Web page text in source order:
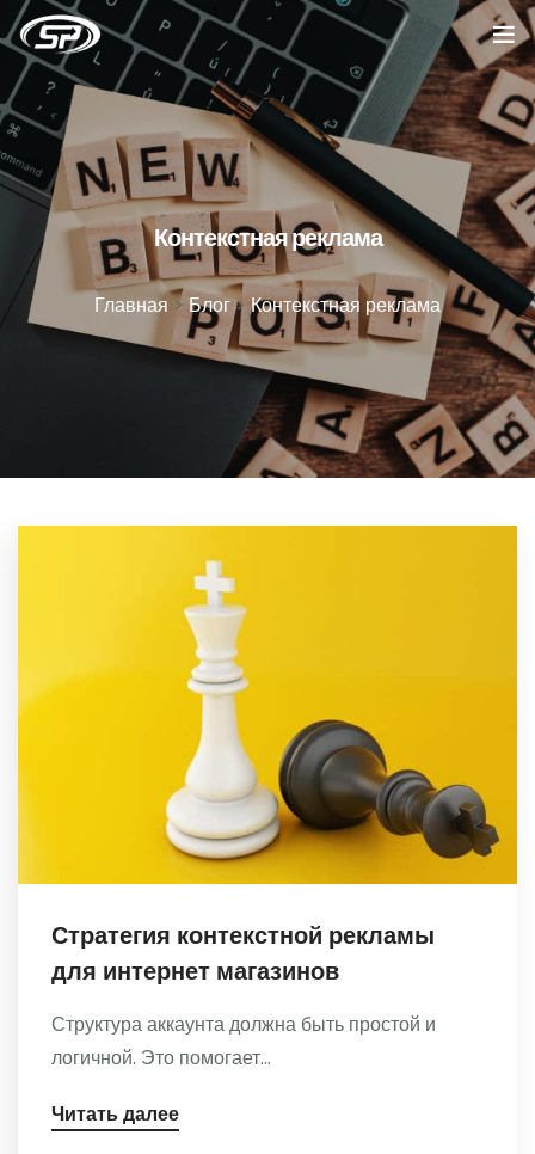
Главная
Услуги
Кейсы
Отзывы
О компании
Блог
Вакансии
Контекстная реклама
Главная> Блог>Контекстная реклама
Стратегия контекстной рекламы
для интернет магазинов
Структура аккаунта должна быть простой и
логичной. Это помогает...
Читать далее